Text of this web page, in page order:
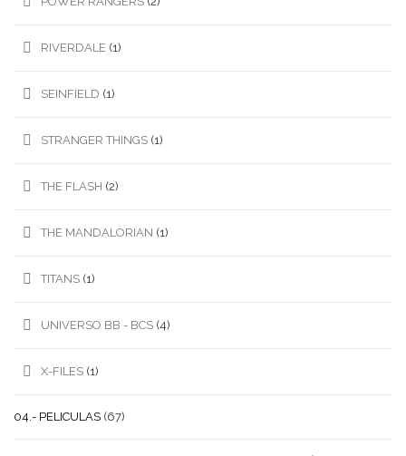
RIVERDALE (1)
SEINFIELD (1)
STRANGER THINGS (1)
THE FLASH (2)
THE MANDALORIAN (1)
TITANS (1)
UNIVERSO BB - BCS (4)
X-FILES (1)
04.- PELICULAS (67)